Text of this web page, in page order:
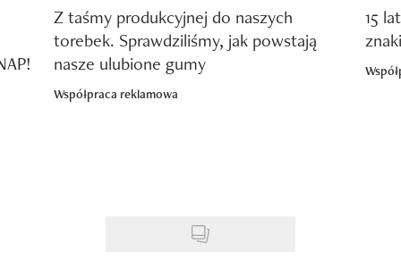
Z taśmy produkcyjnej do naszych
torebek. Sprawdziliśmy, jak powstają
nasze ulubione gumy
Współpraca reklamowa
15